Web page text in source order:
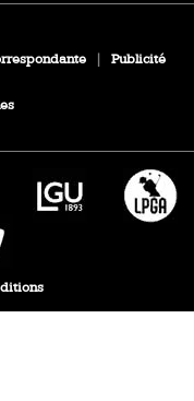
| Publicité